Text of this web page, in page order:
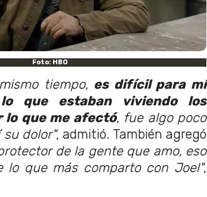
Foto: HBO
tiempo, es difícil para mí
que estaban viviendo los
lo que me afectó, fue algo poco
su dolor", admitió. También agregó
de la gente que amo, eso
lo que más comparto con Joel",